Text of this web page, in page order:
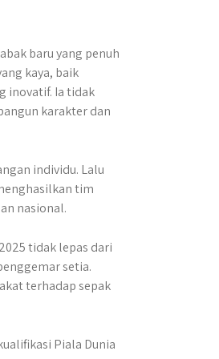
baru yang penuh
kaya, baik
inovatif. Ia tidak
karakter dan
individu. Lalu
tim
nasional.
tidak lepas dari
setia.
terhadap sepak
Piala Dunia